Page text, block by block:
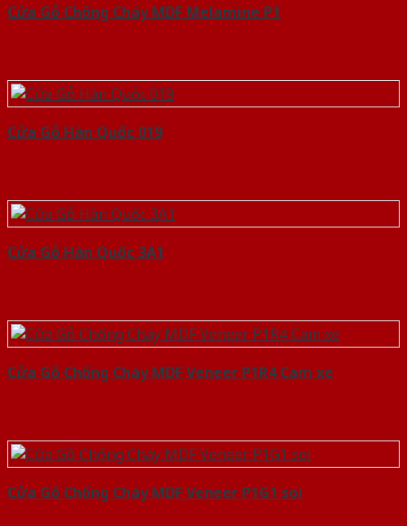
Cửa Gỗ Chống Cháy MDF Melamine P1
Cửa Gỗ Hàn Quốc 019
Cửa Gỗ Hàn Quốc 3A1
Cửa Gỗ Chống Cháy MDF Veneer P1R4 Cam xe
Cửa Gỗ Chống Cháy MDF Veneer P1G1 soi